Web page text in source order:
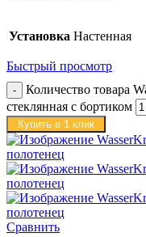
Установка Настенная
Быстрый просмотр
Количество товара
стеклянная с бортиком
Купить в 1 клик
Сравнить